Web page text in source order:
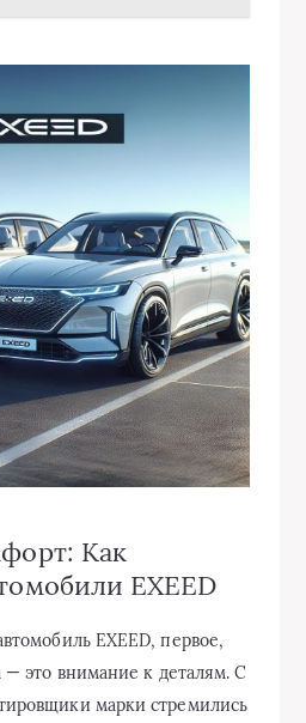
Как
EXEED
EXEED, первое,
— это внимание к деталям. С
марки стремились